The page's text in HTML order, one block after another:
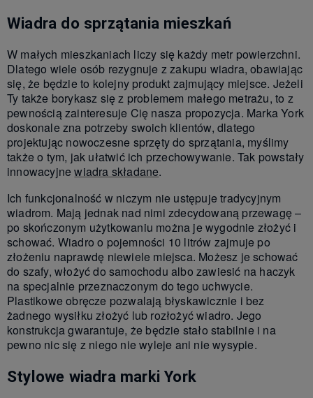
Wiadra do sprzątania mieszkań
W małych mieszkaniach liczy się każdy metr powierzchni.
Dlatego wiele osób rezygnuje z zakupu wiadra, obawiając
się, że będzie to kolejny produkt zajmujący miejsce. Jeżeli
Ty także borykasz się z problemem małego metrażu, to z
pewnością zainteresuje Cię nasza propozycja. Marka York
doskonale zna potrzeby swoich klientów, dlatego
projektując nowoczesne sprzęty do sprzątania, myślimy
także o tym, jak ułatwić ich przechowywanie. Tak powstały
innowacyjnewiadra składane.
Ich funkcjonalność w niczym nie ustępuje tradycyjnym
wiadrom. Mają jednak nad nimi zdecydowaną przewagę –
po skończonym użytkowaniu można je wygodnie złożyć i
schować. Wiadro o pojemności 10 litrów zajmuje po
złożeniu naprawdę niewiele miejsca. Możesz je schować
do szafy, włożyć do samochodu albo zawiesić na haczyk
na specjalnie przeznaczonym do tego uchwycie.
Plastikowe obręcze pozwalają błyskawicznie i bez
żadnego wysiłku złożyć lub rozłożyć wiadro. Jego
konstrukcja gwarantuje, że będzie stało stabilnie i na
pewno nic się z niego nie wyleje ani nie wysypie.
Stylowe wiadra marki York